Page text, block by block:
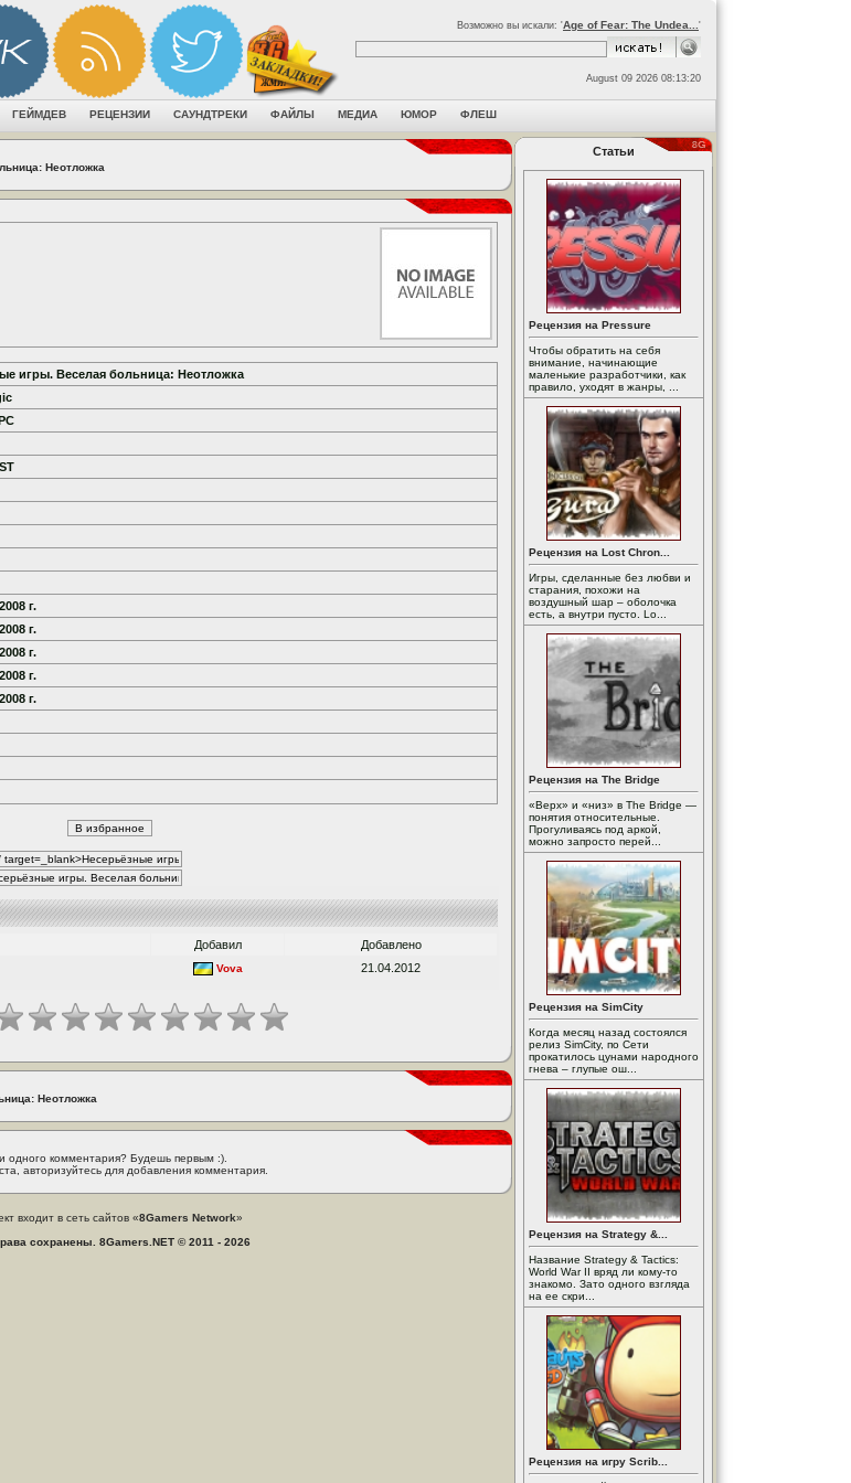
Возможно вы искали: 'Age of Fear: The Undea... '
August 09 2026 08:13:20
ГЕЙМДЕВ РЕЦЕНЗИИ САУНДТРЕКИ ФАЙЛЫ МЕДИА ЮМОР ФЛЕШ
Неотложка
игры. Веселая больница: Неотложка
г.
г.
г.
г.
г.
Добавил
Добавлено
Vova 21.04.2012
Неотложка
одного комментария? Будешь первым :).
авторизуйтесь для добавления комментария.
входит в сеть сайтов «8Gamers Network»
сохранены. 8Gamers.NET © 2011 - 2026
Статьи
Рецензия на Pressure
Чтобы обратить на себя
внимание, начинающие
маленькие разработчики, как
правило, уходят в жанры, ...
Рецензия на Lost Chron...
Игры, сделанные без любви и
старания, похожи на
воздушный шар – оболочка
есть, а внутри пусто. Lo...
Рецензия на The Bridge
«Верх» и «низ» в The Bridge —
понятия относительные.
Прогуливаясь под аркой,
можно запросто перей...
Рецензия на SimCity
Когда месяц назад состоялся
релиз SimCity, по Сети
прокатилось цунами народного
гнева – глупые ош...
Рецензия на Strategy &...
Название Strategy & Tactics:
World War II вряд ли кому-то
знакомо. Зато одного взгляда
на ее скри...
Рецензия на игру Scrib...